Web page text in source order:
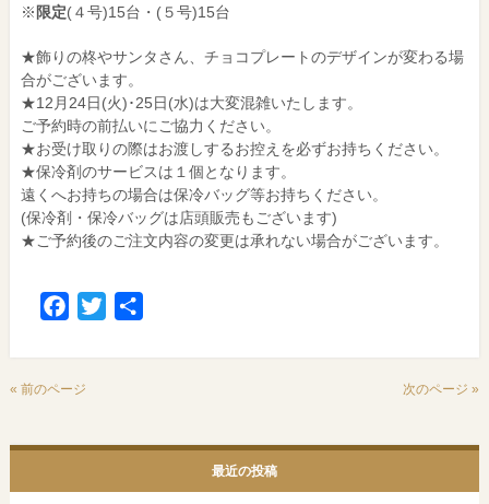
※ 限定(４号)15台・(５号)15台
★飾りの柊やサンタさん、チョコプレートのデザインが変わる場
合がございます。
★12月24日(火)･25日(水)は大変混雑いたします。
ご予約時の前払いにご協力ください。
★お受け取りの際はお渡しするお控えを必ずお持ちください。
★保冷剤のサービスは１個となります。
遠くへお持ちの場合は保冷バッグ等お持ちください。
(保冷剤・保冷バッグは店頭販売もございます)
★ご予約後のご注文内容の変更は承れない場合がございます。
Facebook
Twitter
« 前のページ 次のページ »
最近の投稿